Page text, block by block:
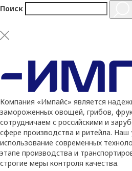
Поиск
Компания «Импайс» является
замороженных овощей, грибов,
сотрудничаем с российскими и
сфере производства и ритейла. Наш
использование современных
этапе производства и
строгие меры контроля качества.